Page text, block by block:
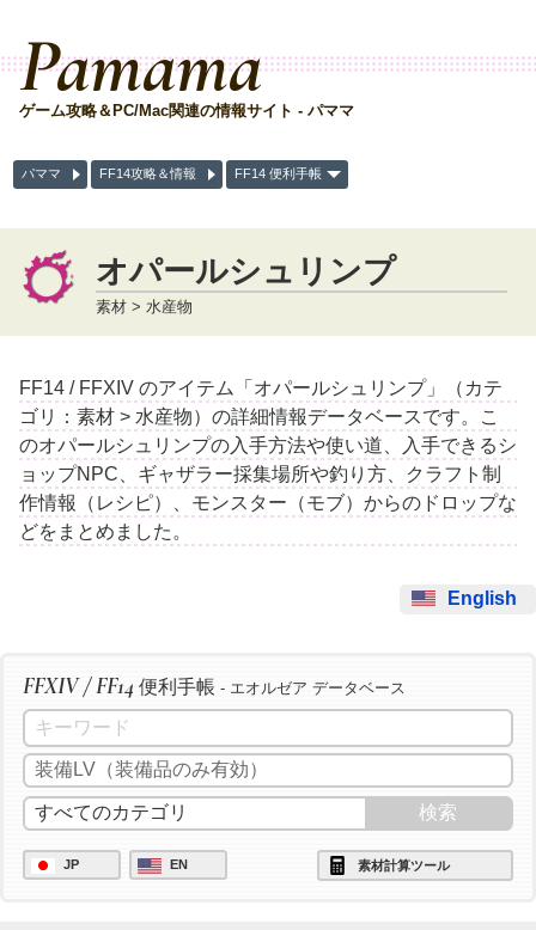
Pamama
ゲーム攻略＆PC/Mac関連の情報サイト - パママ
パママ FF14攻略＆情報 FF14 便利手帳
オパールシュリンプ
素材 > 水産物
FF14 / FFXIV のアイテム「オパールシュリンプ」（カテ
ゴリ：素材 > 水産物）の詳細情報データベースです。こ
のオパールシュリンプの入手方法や使い道、入手できるシ
ョップNPC、ギャザラー採集場所や釣り方、クラフト制
作情報（レシピ）、モンスター（モブ）からのドロップな
どをまとめました。
English
FFXIV / FF14 便利手帳 - エオルゼア データベース
JP EN 素材計算ツール